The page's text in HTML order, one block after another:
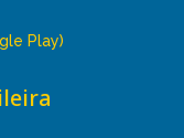
Play)